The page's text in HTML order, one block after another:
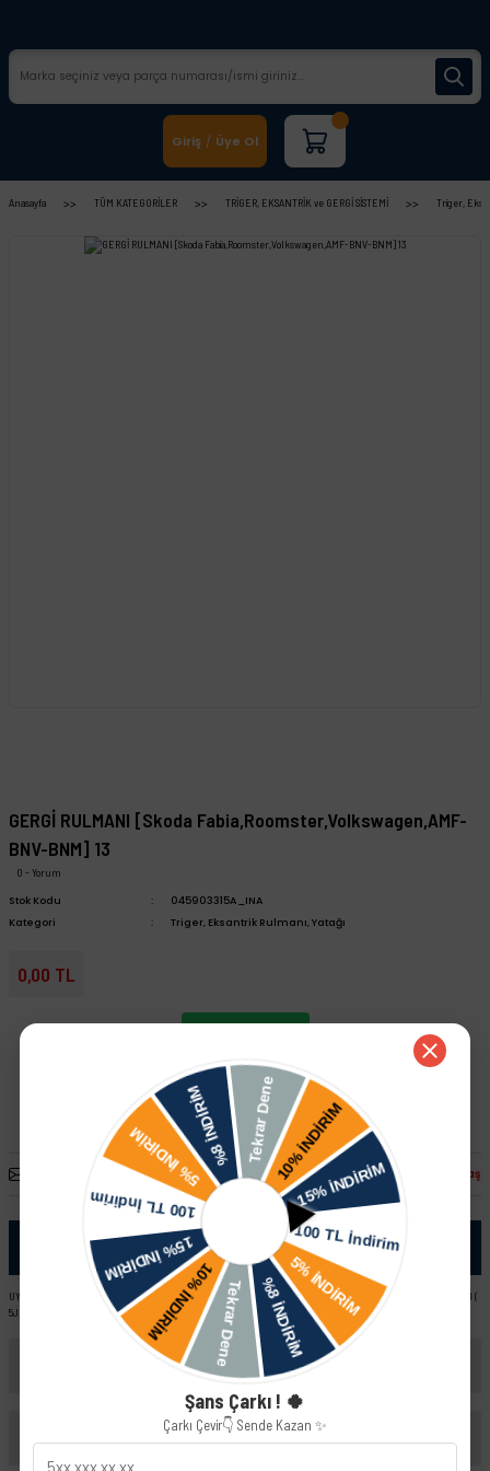
Giriş / Üye Ol
Anasayfa TÜM KATEGORİLER TRİGER, EKSANTRİK ve GERGİ SİSTEMİ Triger,
GERGİ RULMANI [Skoda Fabia,Roomster,Volkswagen,AMF-
BNV-BNM] 13
0 - Yorum
Stok Kodu
045903315A_INA
Kategori
Triger, Eksantrik Rulmanı, Yatağı
0,00 TL
Fiyatı Düşünce Haber Ver Paylaş
Ürün Bilgisi
UYUMLU ARAÇ VE MOTOR TIPLERI: Skoda Roomster ( 5J ) Skoda Fabia Sedan Skoda Fabia Combi Skoda Fabia - II (
5J )
Taksit Seçenekleri
Şans Çarkı ! 🍀
Çarkı Çevir👇 Sende Kazan ✨